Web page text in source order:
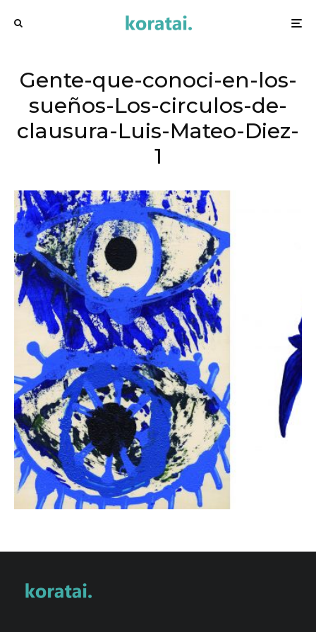
Gente-que-conoci-en-los-
sueños-Los-circulos-de-
clausura-Luis-Mateo-Diez-
1